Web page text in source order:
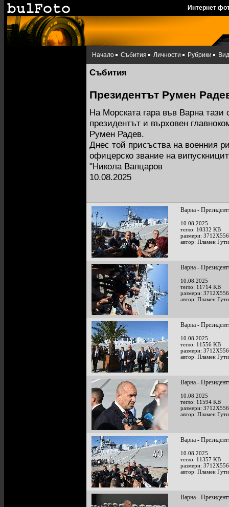
Интернет
Начало Събития Личности Рубрики
Събития
Президентът Румен
На Морската гара във Варна тази
президентът и върховен
Румен Радев.
Днес той присъства на военния
офицерско звание на
"Никола Вапцаров
10.08.2025
Варна -
10.08.2025
тегло: 10332 KB
размери:
автор: Пламен
Варна -
10.08.2025
тегло: 11714 KB
размери:
автор: Пламен
Варна -
10.08.2025
тегло: 11556 KB
размери:
автор: Пламен
Варна -
10.08.2025
тегло: 11594 KB
размери:
автор: Пламен
Варна -
10.08.2025
тегло: 11357 KB
размери:
автор: Пламен
Варна -